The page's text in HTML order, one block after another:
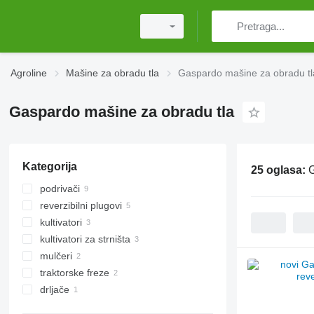
Agroline Mašine za obradu tla Gaspardo mašine za obradu
Gaspardo mašine za obradu tla
Kategorija
podrivači
reverzibilni plugovi
kultivatori
kultivatori za strništa
mulčeri
traktorski malčeri
traktorske freze
drljače
25 oglasa: